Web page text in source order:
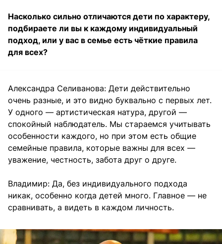
Насколько сильно отличаются дети по характеру,
подбираете ли вы к каждому индивидуальный
подход, или у вас в семье есть чёткие правила
для всех?
Александра Селиванова: Дети действительно
очень разные, и это видно буквально с первых лет.
У одного — артистическая натура, другой —
спокойный наблюдатель. Мы стараемся учитывать
особенности каждого, но при этом есть общие
семейные правила, которые важны для всех —
уважение, честность, забота друг о друге.
Владимир: Да, без индивидуального подхода
никак, особенно когда детей много. Главное — не
сравнивать, а видеть в каждом личность.